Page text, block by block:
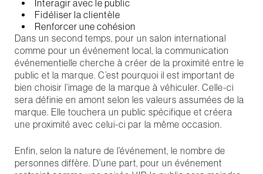
Interagir avec le public
Fidéliser la clientèle
Renforcer une cohésion
Dans un second temps, pour un salon international
comme pour un événement local, la communication
événementielle cherche à créer de la proximité entre le
public et la marque. C’est pourquoi il est important de
bien choisir l’image de la marque à véhiculer. Celle-ci
sera définie en amont selon les valeurs assumées de la
marque. Elle touchera un public spécifique et créera
une proximité avec celui-ci par la même occasion.
Enfin, selon la nature de l’événement, le nombre de
personnes diffère. D’une part, pour un événement